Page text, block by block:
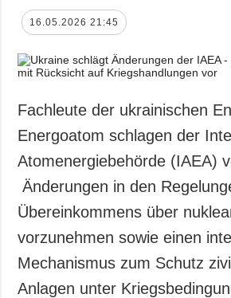
16.05.2026 21:45
Fachleute der ukrainischen
Energoatom schlagen der
Atomenergiebehörde (IAEA)
Änderungen in den
Übereinkommens über
vorzunehmen sowie einen
Mechanismus zum Schutz
Anlagen unter